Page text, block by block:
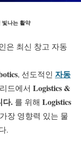
빛나는 활약
은 최신 창고 자동
, 선도적인 자동
드에서 Logistics &
다. 를 위해 Logistics
장 영향력 있는 물
.